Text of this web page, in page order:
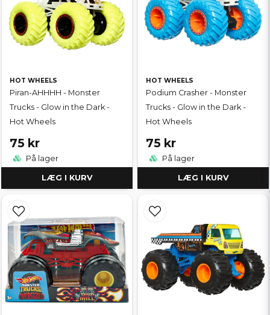
HOT WHEELS
Piran-AHHHH - Monster
Trucks - Glow in the Dark -
Hot Wheels
75 kr
På lager
LÆG I KURV
HOT WHEELS
Podium Crasher - Monster
Trucks - Glow in the Dark -
Hot Wheels
75 kr
På lager
LÆG I KURV